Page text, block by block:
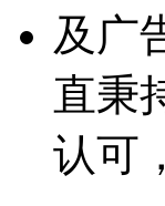
及广
直秉
认可